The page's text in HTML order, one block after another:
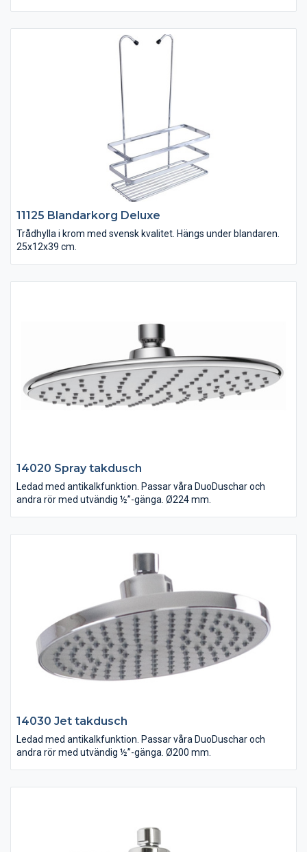
11125 Blandarkorg Deluxe
Trådhylla i krom med svensk kvalitet. Hängs under blandaren.
25x12x39 cm.
14020 Spray takdusch
Ledad med antikalkfunktion. Passar våra DuoDuschar och
andra rör med utvändig ½”-gänga. Ø224 mm.
14030 Jet takdusch
Ledad med antikalkfunktion. Passar våra DuoDuschar och
andra rör med utvändig ½”-gänga. Ø200 mm.